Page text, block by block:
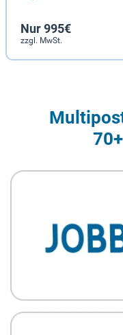
Nur 995€
zzgl. MwSt.